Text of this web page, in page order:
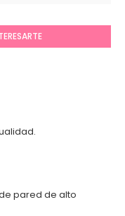
pared de alto